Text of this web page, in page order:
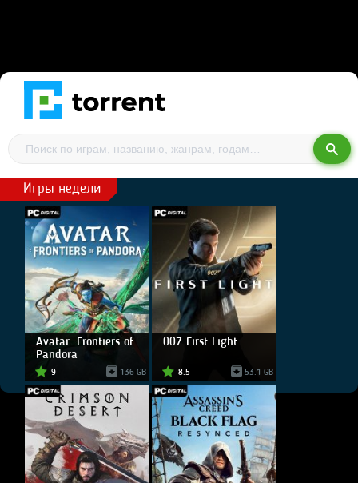
Игры недели
Avatar: Frontiers of
Pandora
9 136 GB
007 First Light
8.5 53.1 GB